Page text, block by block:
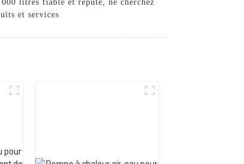
litres fiable et réputé, ne cherchez
et services